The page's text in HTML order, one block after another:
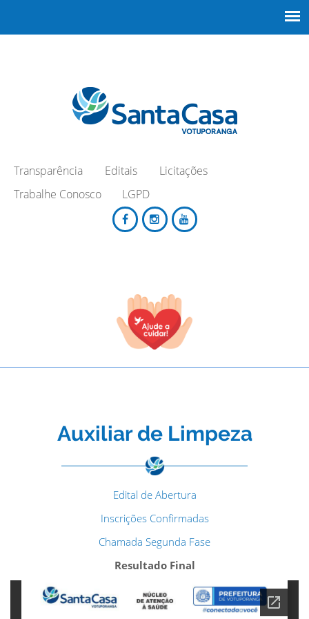
Transparência Editais
Licitações
Trabalhe Conosco
LGPD
TODOS OS CAMPOS SÃO OBRIGATÓRIOS.
Auxiliar de Limpeza
Edital de Abertura
Inscrições Confirmadas
Chamada Segunda Fase
Resultado Final